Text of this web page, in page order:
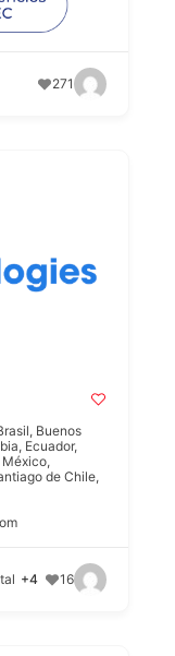
271
, Buenos
, Ecuador,
México,
de Chile,
+4 16